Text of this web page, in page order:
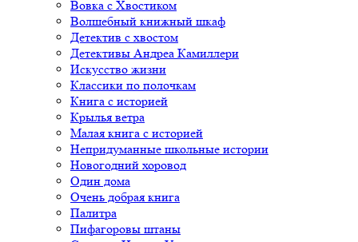
Вовка с Хвостиком
Волшебный книжный шкаф
Детектив с хвостом
Детективы Андреа Камиллери
Искусство жизни
Классики по полочкам
Книга с историей
Крылья ветра
Малая книга с историей
Непридуманные школьные истории
Новогодний хоровод
Один дома
Очень добрая книга
Палитра
Пифагоровы штаны